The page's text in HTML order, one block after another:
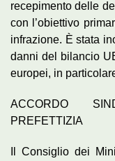
recepimento delle
con l’obiettivo
infrazione. È stata
danni del bilancio
europei, in
ACCORDO
PREFETTIZIA
Il Consiglio dei